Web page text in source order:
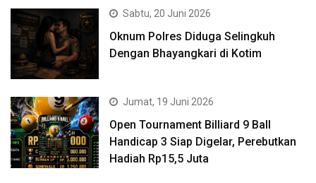
Sabtu, 20 Juni 2026
Oknum Polres Diduga Selingkuh
Dengan Bhayangkari di Kotim
Jumat, 19 Juni 2026
Open Tournament Billiard 9 Ball
Handicap 3 Siap Digelar, Perebutkan
Hadiah Rp15,5 Juta